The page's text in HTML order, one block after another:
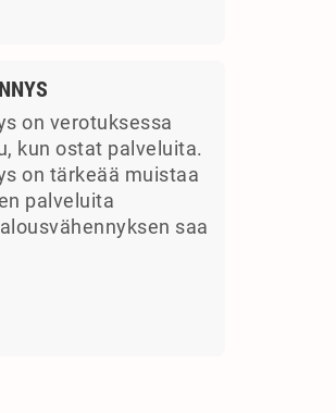
on verotuksessa
kun ostat palveluita.
on tärkeää muistaa
palveluita
saa